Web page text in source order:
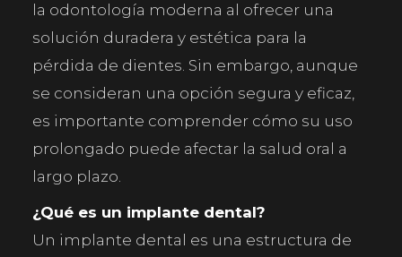
la odontología moderna al ofrecer una
solución duradera y estética para la
pérdida de dientes. Sin embargo, aunque
se consideran una opción segura y eficaz,
es importante comprender cómo su uso
prolongado puede afectar la salud oral a
largo plazo.
¿Qué es un implante dental?
Un implante dental es una estructura de